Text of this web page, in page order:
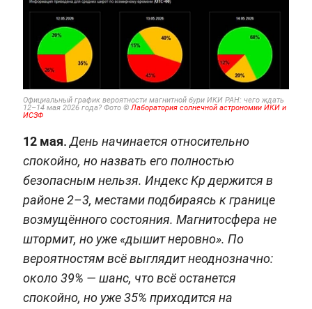
Официальный график вероятности магнитной бури ИКИ РАН: чего ждать
12–14 мая 2026 года? Фото © Лаборатория солнечной астрономии ИКИ и
ИСЗФ
12 мая.День начинается относительно
спокойно, но назвать его полностью
безопасным нельзя. Индекс Kp держится в
районе 2–3, местами подбираясь к границе
возмущённого состояния. Магнитосфера не
штормит, но уже «дышит неровно». По
вероятностям всё выглядит неоднозначно:
около 39% — шанс, что всё останется
спокойно, но уже 35% приходится на